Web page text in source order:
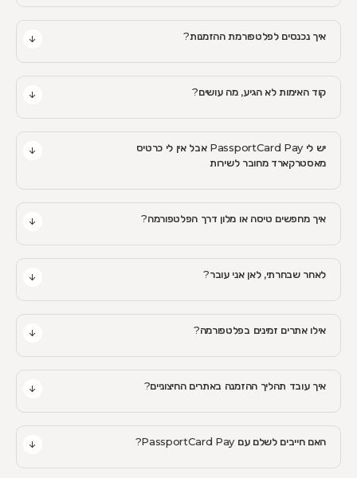
איך נכנסים לפלטפורמת ההזמנות?
קוד האימות לא הגיע, מה עושים?
יש לי PassportCard Pay אבל אין לי כרטיס
מאסטרקארד מחובר לשירות
איך מחפשים טיסה או מלון דרך הפלטפורמה?
לאחר שבחרתי, לאן אני עובר?
אילו אתרים זמינים בפלטפורמה?
איך עובד תהליך ההזמנה באתרים החיצוניים?
האם חייבים לשלם עם PassportCard Pay?